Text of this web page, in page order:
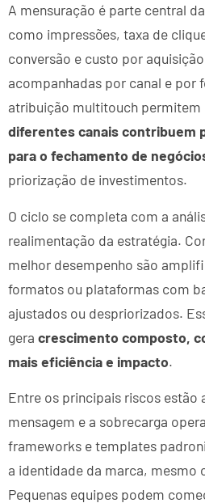
A mensuração é parte central
como impressões, taxa de
conversão e custo por
acompanhadas por canal e por
atribuição multitouch permitem
diferentes canais contribuem
para o fechamento de
priorização de investimentos.
O ciclo se completa com a
realimentação da estratégia.
melhor desempenho são
formatos ou plataformas com
ajustados ou despriorizados.
gera crescimento composto,
mais eficiência e impacto.
Entre os principais riscos estão
mensagem e a sobrecarga
frameworks e templates
a identidade da marca, mesmo
Pequenas equipes podem